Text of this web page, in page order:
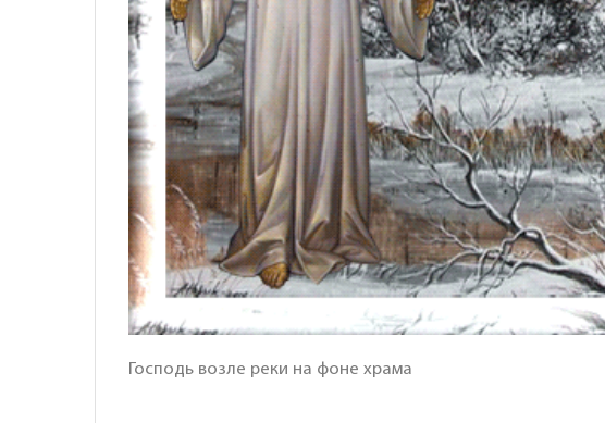
Господь возле реки на фоне храма